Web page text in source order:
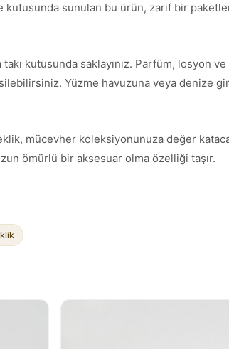
sunulan bu ürün, zarif bir
takı kutusunda saklayınız. Parfüm, losyon
Yüzme havuzuna veya denize
mücevher koleksiyonunuza değer
ömürlü bir aksesuar olma özelliği taşır.